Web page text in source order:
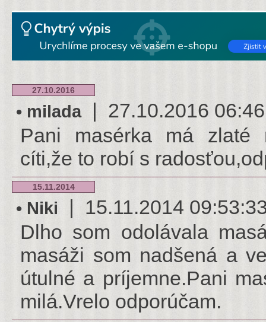
27.10.2016
• milada| 27.10.2016
Pani masérka má zlaté
cíti,že to robí s
15.11.2014
• Niki
| 15.11.2014
Dlho som odolávala
masáži som nadšená a
útulné a príjemne.Pani
milá.Vrelo odporúčam.